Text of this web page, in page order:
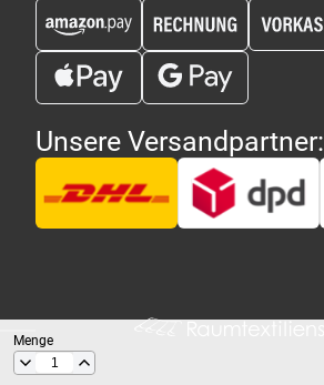
Menge
Unsere Versandpartner: